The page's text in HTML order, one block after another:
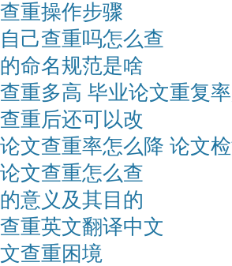
重操作步骤
己查重吗怎么查
命名规范是啥
重多高 毕业论文重复
重后还可以改
文查重率怎么降 论文
文查重怎么查
意义及其目的
重英文翻译中文
查重困境